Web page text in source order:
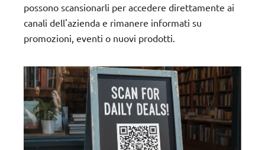
possono scansionarli per accedere direttamente ai
canali dell'azienda e rimanere informati su
promozioni, eventi o nuovi prodotti.